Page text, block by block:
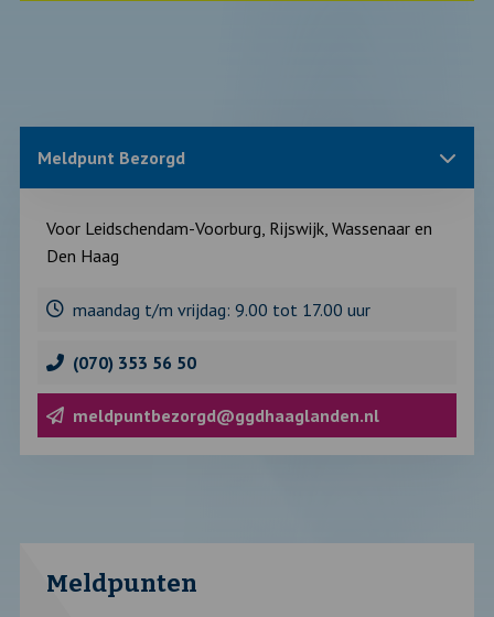
Sluit
met
over
Meldpunt Bezorgd
Voor Leidschendam-Voorburg, Rijswijk, Wassenaar en
Den Haag
maandag t/m vrijdag: 9.00 tot 17.00 uur
(070) 353 56 50
meldpuntbezorgd@ggdhaaglanden.nl
Meldpunten